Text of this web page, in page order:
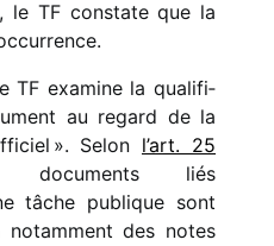
le TF constate que la
TF examine la quali­fi­
au regard de la
». Selon l’art. 25
liés
tâche publique sont
notam­ment des notes